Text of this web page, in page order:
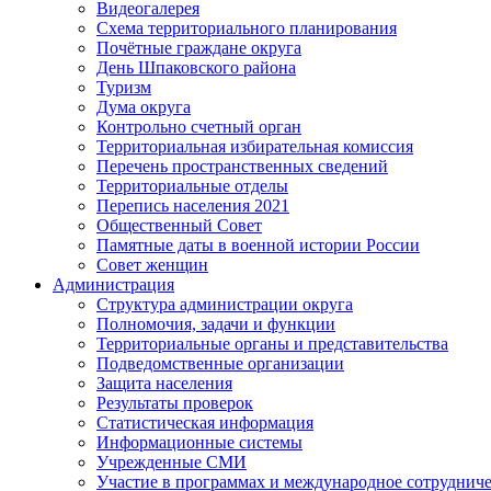
Видеогалерея
Схема территориального планирования
Почётные граждане округа
День Шпаковского района
Туризм
Дума округа
Контрольно счетный орган
Территориальная избирательная комиссия
Перечень пространственных сведений
Территориальные отделы
Перепись населения 2021
Общественный Совет
Памятные даты в военной истории России
Совет женщин
Администрация
Структура администрации округа
Полномочия, задачи и функции
Территориальные органы и представительства
Подведомственные организации
Защита населения
Результаты проверок
Статистическая информация
Информационные системы
Учрежденные СМИ
Участие в программах и международное